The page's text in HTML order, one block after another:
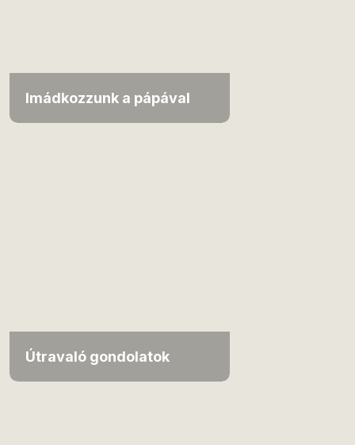
Imádkozzunk a pápával
Útravaló gondolatok